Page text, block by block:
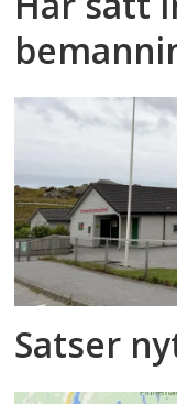
Satser